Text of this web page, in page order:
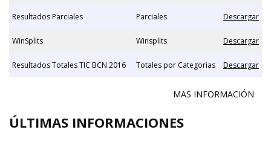
Resultados Parciales Parciales Descargar
WinSplits Winsplits Descargar
Resultados Totales TIC BCN 2016 Totales por Categorias Descargar
MAS INFORMACIÓN
ÚLTIMAS INFORMACIONES